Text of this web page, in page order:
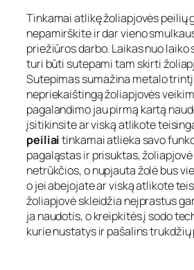
Tinkamai atlikę žoliapjovės peilių
nepamirškite ir dar vieno
priežiūros darbo. Laikas nuo
turi būti sutepami tam skirti
Sutepimas sumažina metalo
nepriekaištingą žoliapjovės
pagalandimo jau pirmą kartą
įsitikinsite ar viską atlikote
peiliaitinkamai atlieka savo
pagaląstas ir prisuktas,
netrūkčios, o nupjauta žolė bus
o jei abejojate ar viską atlikote
žoliapjovė skleidžia neįprastus
ja naudotis, o kreipkitės į sodo
kurie nustatys ir pašalins